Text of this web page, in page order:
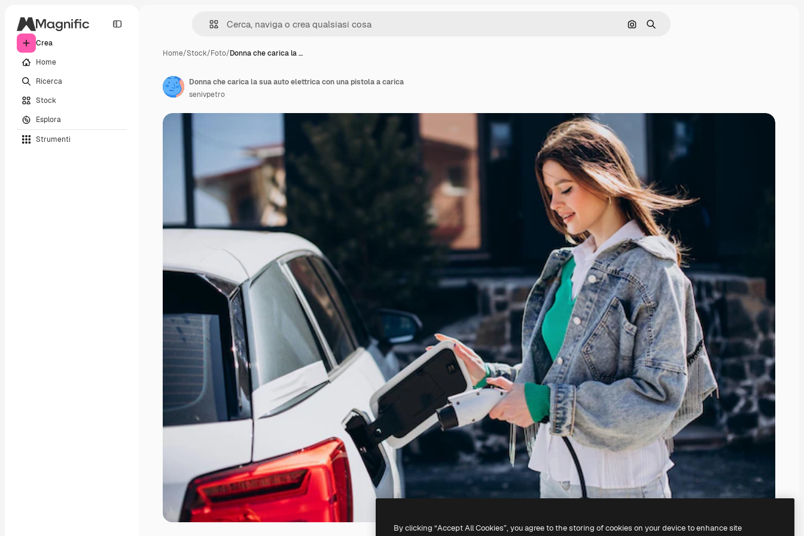
Crea
Home
Ricerca
Stock
Esplora
Strumenti
Cerca per immagine
Ricerca
Home/Stock/Foto/Donna che carica la …
Donna che carica la sua auto elettrica con una pistola a carica
senivpetro
By clicking “Accept All Cookies”, you agree to the storing of cookies on your device to enhance site